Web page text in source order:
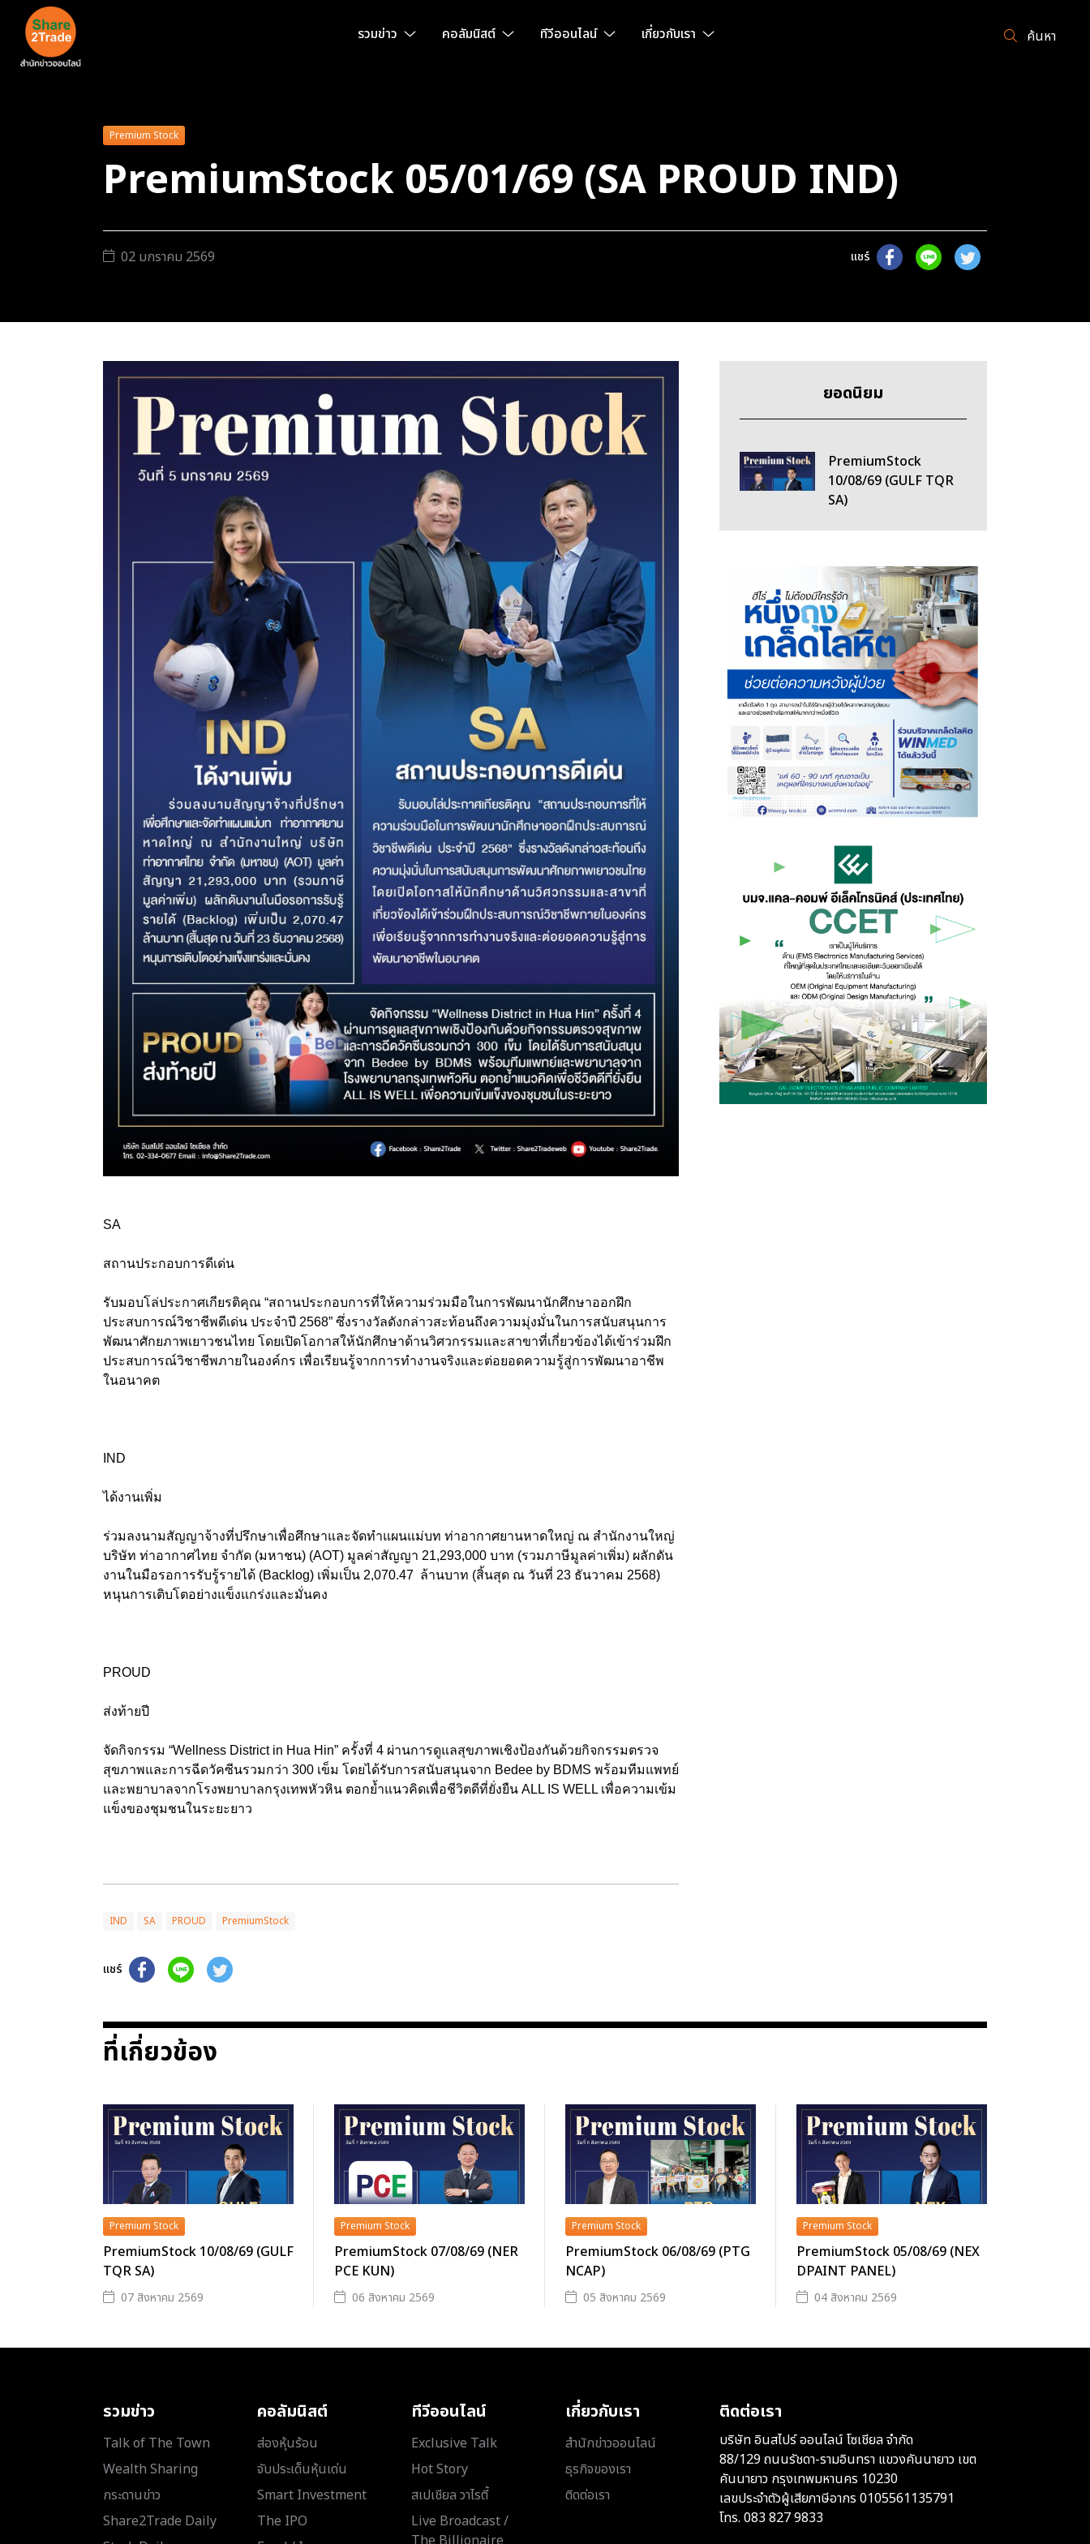
รวมข่าว คอลัมนิสต์ ทีวีออนไลน์ เกี่ยวกับเรา ค้นหา
Premium Stock
PremiumStock 05/01/69 (SA PROUD IND)
02 มกราคม 2569 แชร์
SA
สถานประกอบการดีเด่น
รับมอบโล่ประกาศเกียรติคุณ “สถานประกอบการที่ให้ความร่วมมือในการพัฒนานักศึกษาออกฝึก
ประสบการณ์วิชาชีพดีเด่น ประจำปี 2568” ซึ่งรางวัลดังกล่าวสะท้อนถึงความมุ่งมั่นในการสนับสนุนการ
พัฒนาศักยภาพเยาวชนไทย โดยเปิดโอกาสให้นักศึกษาด้านวิศวกรรมและสาขาที่เกี่ยวข้องได้เข้าร่วมฝึก
ประสบการณ์วิชาชีพภายในองค์กร เพื่อเรียนรู้จากการทำงานจริงและต่อยอดความรู้สู่การพัฒนาอาชีพ
ในอนาคต
IND
ได้งานเพิ่ม
ร่วมลงนามสัญญาจ้างที่ปรึกษาเพื่อศึกษาและจัดทำแผนแม่บท ท่าอากาศยานหาดใหญ่ ณ สำนักงานใหญ่
บริษัท ท่าอากาศไทย จำกัด (มหาชน) (AOT) มูลค่าสัญญา 21,293,000 บาท (รวมภาษีมูลค่าเพิ่ม) ผลักดัน
งานในมือรอการรับรู้รายได้ (Backlog) เพิ่มเป็น 2,070.47 ล้านบาท (สิ้นสุด ณ วันที่ 23 ธันวาคม 2568)
หนุนการเติบโตอย่างแข็งแกร่งและมั่นคง
PROUD
ส่งท้ายปี
จัดกิจกรรม “Wellness District in Hua Hin” ครั้งที่ 4 ผ่านการดูแลสุขภาพเชิงป้องกันด้วยกิจกรรมตรวจ
สุขภาพและการฉีดวัคซีนรวมกว่า 300 เข็ม โดยได้รับการสนับสนุนจาก Bedee by BDMS พร้อมทีมแพทย์
และพยาบาลจากโรงพยาบาลกรุงเทพหัวหิน ตอกย้ำแนวคิดเพื่อชีวิตดีที่ยั่งยืน ALL IS WELL เพื่อความเข้ม
แข็งของชุมชนในระยะยาว
IND SA PROUD PremiumStock
แชร์
ยอดนิยม
PremiumStock
10/08/69 (GULF TQR
SA)
ที่เกี่ยวข้อง
Premium Stock
PremiumStock 10/08/69 (GULF
TQR SA)
07 สิงหาคม 2569
Premium Stock
PremiumStock 07/08/69 (NER
PCE KUN)
06 สิงหาคม 2569
Premium Stock
PremiumStock 06/08/69 (PTG
NCAP)
05 สิงหาคม 2569
Premium Stock
PremiumStock 05/08/69 (NEX
DPAINT PANEL)
04 สิงหาคม 2569
รวมข่าว
Talk of The Town
Wealth Sharing
กระดานข่าว
Share2Trade Daily
คอลัมนิสต์
ส่องหุ้นร้อน
จับประเด็นหุ้นเด่น
Smart Investment
The IPO
ทีวีออนไลน์
Exclusive Talk
Hot Story
สเปเชียล วาไรตี้
Live Broadcast /
เกี่ยวกับเรา
สำนักข่าวออนไลน์
ธุรกิจของเรา
ติดต่อเรา
ติดต่อเรา
บริษัท อินสไปร์ ออนไลน์ โซเชียล จำกัด
88/129 ถนนรัชดา-รามอินทรา แขวงคันนายาว เขต
คันนายาว กรุงเทพมหานคร 10230
เลขประจำตัวผู้เสียภาษีอากร 0105561135791
โทร. 083 827 9833